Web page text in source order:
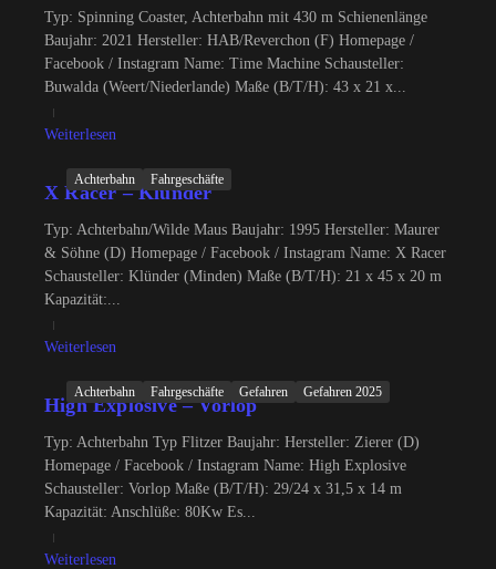
Typ: Spinning Coaster, Achterbahn mit 430 m Schienenlänge
Baujahr: 2021 Hersteller: HAB/Reverchon (F) Homepage /
Facebook / Instagram Name: Time Machine Schausteller:
Buwalda (Weert/Niederlande) Maße (B/T/H): 43 x 21 x...
Weiterlesen
Achterbahn Fahrgeschäfte
X Racer – Klünder
Typ: Achterbahn/Wilde Maus Baujahr: 1995 Hersteller: Maurer
& Söhne (D) Homepage / Facebook / Instagram Name: X Racer
Schausteller: Klünder (Minden) Maße (B/T/H): 21 x 45 x 20 m
Kapazität:...
Weiterlesen
Achterbahn Fahrgeschäfte Gefahren Gefahren 2025
High Explosive – Vorlop
Typ: Achterbahn Typ Flitzer Baujahr: Hersteller: Zierer (D)
Homepage / Facebook / Instagram Name: High Explosive
Schausteller: Vorlop Maße (B/T/H): 29/24 x 31,5 x 14 m
Kapazität: Anschlüße: 80Kw Es...
Weiterlesen